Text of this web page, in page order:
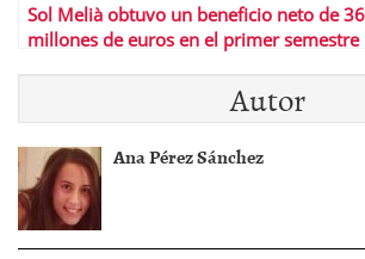
Sol Melià obtuvo un beneficio neto de
millones de euros en el primer semestre
Autor
Ana Pérez Sánchez